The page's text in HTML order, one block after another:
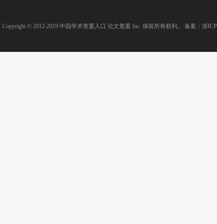
Copyright © 2012-2019 中国学术查重入口 论文查重 Inc. 保留所有权利。 备案： 浙